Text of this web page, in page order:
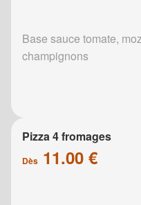
Base sauce tomate,
champignons
Pizza 4 fromages
Dès 11.00 €